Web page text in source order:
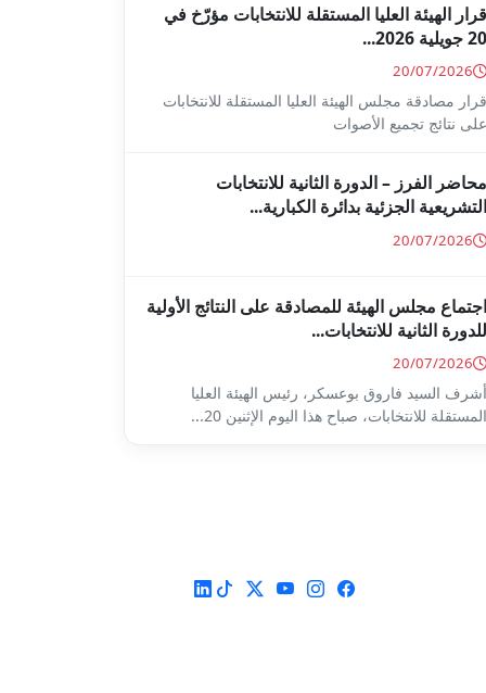
قرار الهيئة العليا المستقلة للانتخابات مؤرّخ في
20 جويلية 2026...
20/07/2026
قرار مصادقة مجلس الهيئة العليا المستقلة للانتخابات
على نتائج تجميع الأصوات
محاضر الفرز – الدورة الثانية للانتخابات
التشريعية الجزئية بدائرة الكبارية...
20/07/2026
اجتماع مجلس الهيئة للمصادقة على النتائج الأولية
للدورة الثانية للانتخابات...
20/07/2026
أشرف السيد فاروق بوعسكر، رئيس الهيئة العليا
المستقلة للانتخابات، صباح هذا اليوم الإثنين 20...